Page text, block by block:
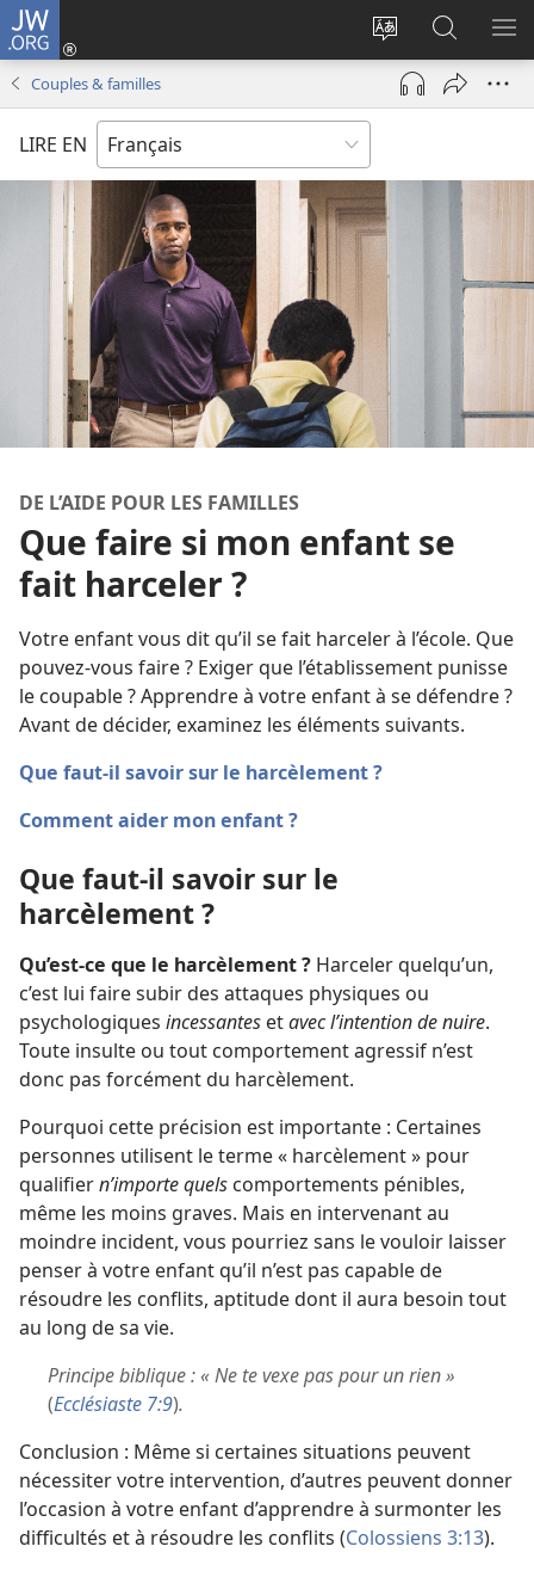
JW.ORG
Changer
langue
Se
connecter
(ouvre
nouvelle
sur
JW.ORG
Couples & familles
LIRE EN
DE L’AIDE POUR LES FAMILLES
Que faire si mon enfant se
fait harceler ?
Votre enfant vous dit qu’il se fait harceler à l’école. Que
pouvez-vous faire ? Exiger que l’établissement punisse
le coupable ? Apprendre à votre enfant à se défendre ?
Avant de décider, examinez les éléments suivants.
Que faut-il savoir sur le harcèlement ?
Comment aider mon enfant ?
Que faut-il savoir sur le
harcèlement ?
Qu’est-ce que le harcèlement ? Harceler quelqu’un,
c’est lui faire subir des attaques physiques ou
psychologiques incessantes etavec l’intention de nuire.
Toute insulte ou tout comportement agressif n’est
donc pas forcément du harcèlement.
Pourquoi cette précision est importante : Certaines
personnes utilisent le terme « harcèlement » pour
qualifiern’importe quels comportements pénibles,
même les moins graves. Mais en intervenant au
moindre incident, vous pourriez sans le vouloir laisser
penser à votre enfant qu’il n’est pas capable de
résoudre les conflits, aptitude dont il aura besoin tout
au long de sa vie.
Principe biblique : « Ne te vexe pas pour un rien »
(Ecclésiaste 7:9).
Conclusion : Même si certaines situations peuvent
nécessiter votre intervention, d’autres peuvent donner
l’occasion à votre enfant d’apprendre à surmonter les
difficultés et à résoudre les conflits (Colossiens 3:13).